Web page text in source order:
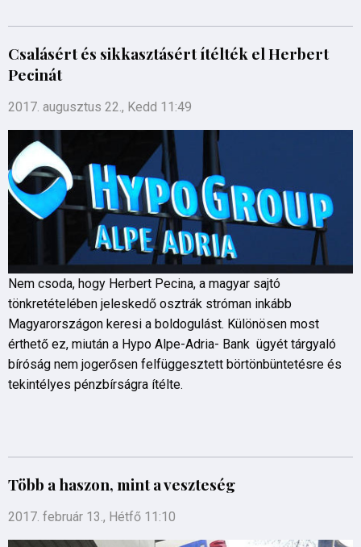
Csalásért és sikkasztásért ítélték el Herbert
Pecinát
2017. augusztus 22., Kedd 11:49
Nem csoda, hogy Herbert Pecina, a magyar sajtó
tönkretételében jeleskedő osztrák stróman inkább
Magyarországon keresi a boldogulást. Különösen most
érthető ez, miután a Hypo Alpe-Adria- Bank ügyét tárgyaló
bíróság nem jogerősen felfüggesztett börtönbüntetésre és
tekintélyes pénzbírságra ítélte.
Több a haszon, mint a veszteség
2017. február 13., Hétfő 11:10